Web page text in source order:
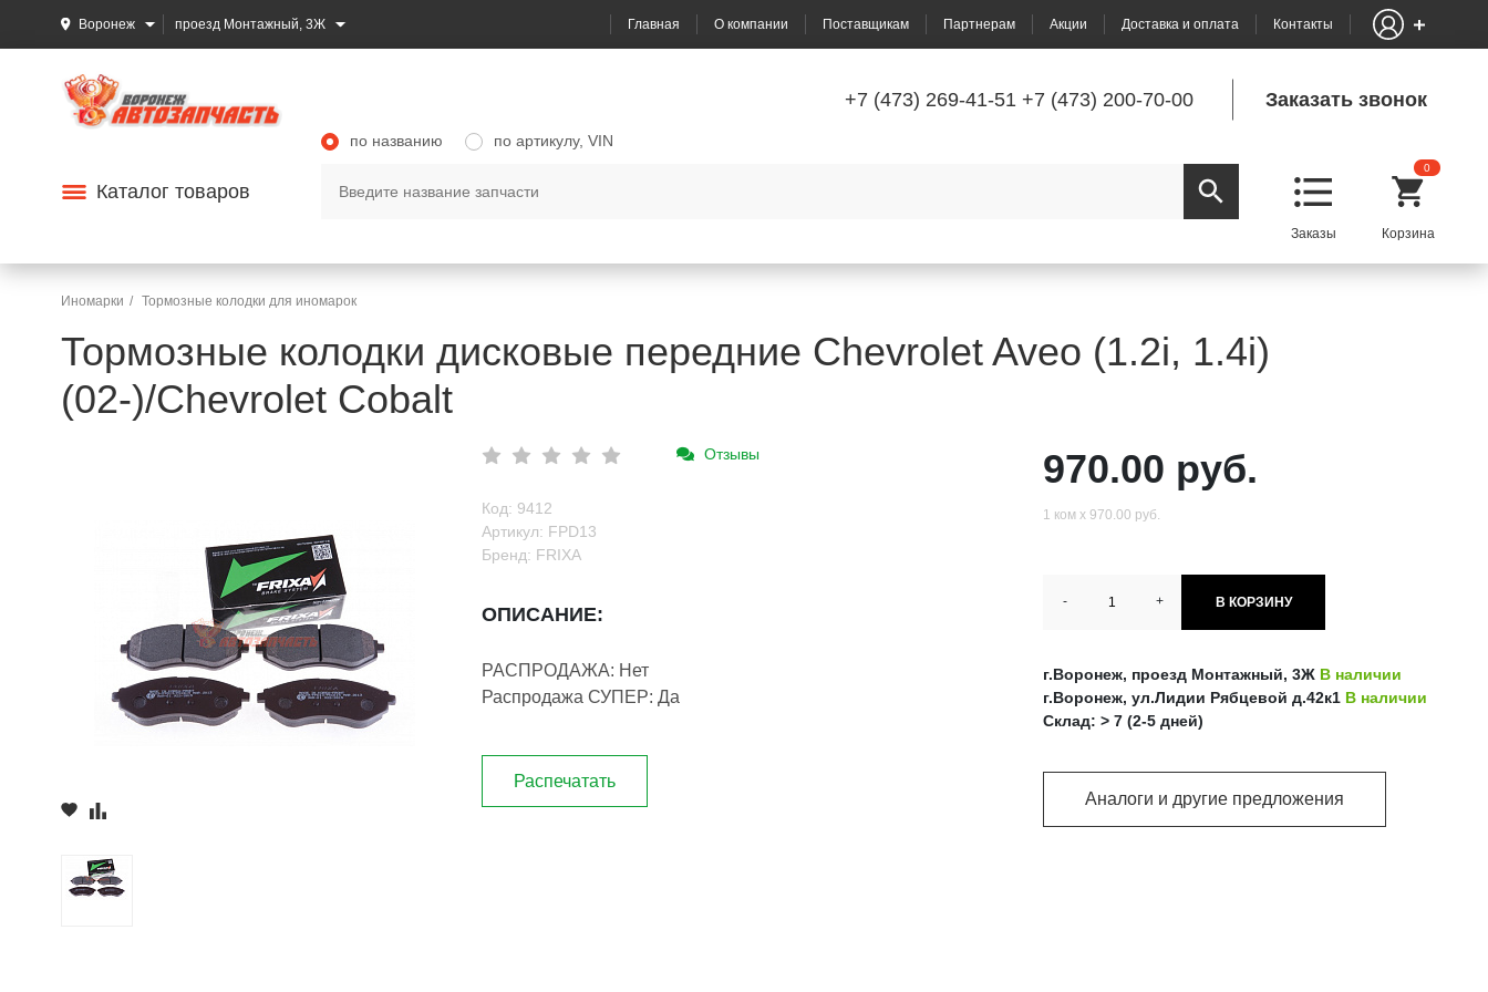
Воронеж проезд Монтажный, 3Ж Главная О компании Поставщикам Партнерам Акции Доставка и оплата Контакты
+7 (473) 269-41-51 +7 (473) 200-70-00 Заказать звонок
Каталог товаров
по названию по артикулу, VIN
0
Иномарки Тормозные колодки для иномарок
Тормозные колодки дисковые передние Chevrolet Aveo (1.2i, 1.4i)
(02-)/Chevrolet Cobalt
Отзывы
Код: 9412
Артикул: FPD13
Бренд: FRIXA
ОПИСАНИЕ:
РАСПРОДАЖА: Нет
Распродажа СУПЕР: Да
Распечатать
970.00 руб.
1 ком х 970.00 руб.
- + В КОРЗИНУ
г.Воронеж, проезд Монтажный, 3Ж В наличии
г.Воронеж, ул.Лидии Рябцевой д.42к1 В наличии
Склад: > 7 (2-5 дней)
Аналоги и другие предложения